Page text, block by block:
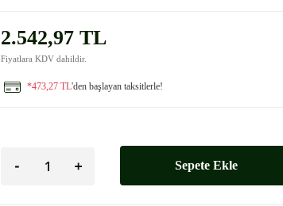
2.542,97 TL
Fiyatlara KDV dahildir.
*473,27 TL'den başlayan taksitlerle!
Sepete Ekle